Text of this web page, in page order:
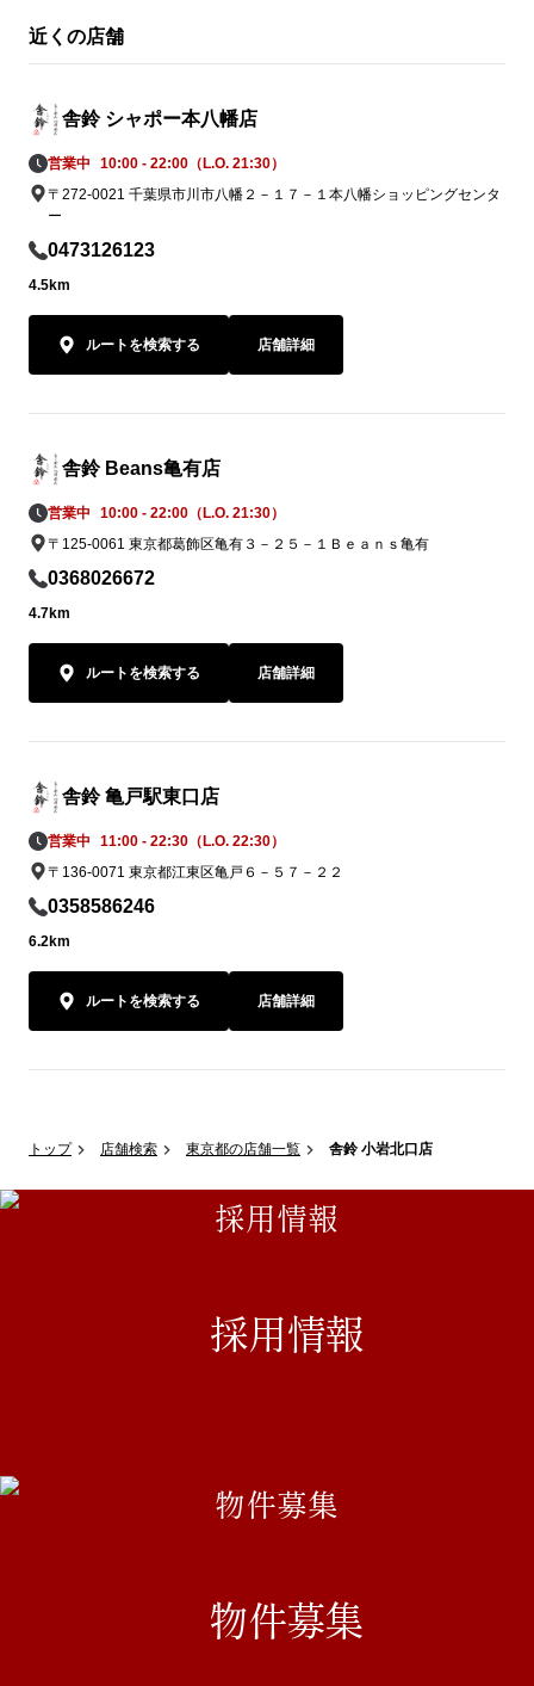
トップ 店舗検索 東京都の店舗一覧 舎鈴 小岩北口店
近くの店舗
舎鈴 シャポー本八幡店
営業中
10:00 - 22:00（L.O. 21:30）
〒272-0021 千葉県市川市八幡２－１７－１本八幡ショッピングセンタ
ー
0473126123
4.5km
ルートを検索する 店舗詳細
舎鈴 Beans亀有店
営業中
10:00 - 22:00（L.O. 21:30）
〒125-0061 東京都葛飾区亀有３－２５－１Ｂｅａｎｓ亀有
0368026672
4.7km
ルートを検索する 店舗詳細
舎鈴 亀戸駅東口店
営業中
11:00 - 22:30（L.O. 22:30）
〒136-0071 東京都江東区亀戸６－５７－２２
0358586246
6.2km
ルートを検索する 店舗詳細
採用情報
物件募集